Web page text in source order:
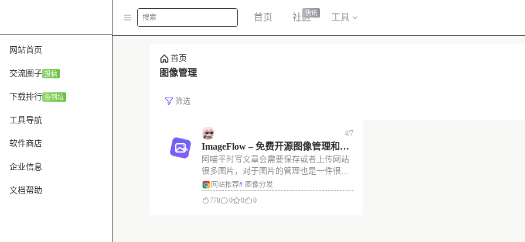
网站首页
交流圈子 投稿
下载排行 夯到垃
工具导航
软件商店
企业信息
文档帮助
搜索 首页 社区快讯 工具
首页
图像管理
筛选
4/7
ImageFlow – 免费开源图像管理和分
发系统
阿喵平时写文章会需要保存或者上传网站
很多图片，对于图片的管理也是一件很头
疼的事情。想来大家对于管理图片都有一
错的图像管理工具，也可以作为图床使
网站推荐# 图像分发
778
0 0 0